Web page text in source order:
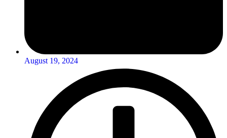
August 19, 2024